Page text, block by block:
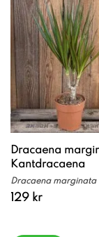
Dracaena
Kantdracaena
Dracaena marginata
129 kr